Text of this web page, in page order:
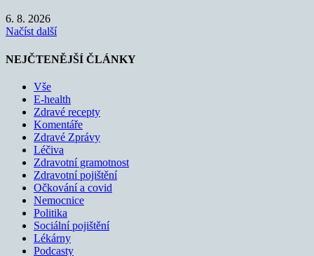
6. 8. 2026
Načíst další
NEJČTENĚJŠÍ ČLÁNKY
Vše
E-health
Zdravé recepty
Komentáře
Zdravé Zprávy
Léčiva
Zdravotní gramotnost
Zdravotní pojištění
Očkování a covid
Nemocnice
Politika
Sociální pojištění
Lékárny
Podcasty